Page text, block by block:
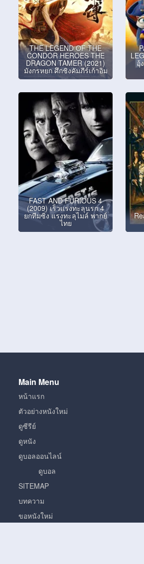
THE LEGEND OF THE
CONDOR HEROES THE
DRAGON TAMER (2021)
มังกรหยก ศึกชิงคัมภีร์เก้าอิม
อุ้
FAST AND FURIOUS 4
(2009) เร็วแรงทะลุนรก 4
ยกทีมซิ่ง แรงทะลุไมล์ พากย์
ไทย
Main Menu
หน้าแรก
ตัวอย่างหนังใหม่
ดูซีรีย์
ดูหนัง
ดูบอลออนไลน์
ดูบอล
SITEMAP
บทความ
ขอหนังใหม่